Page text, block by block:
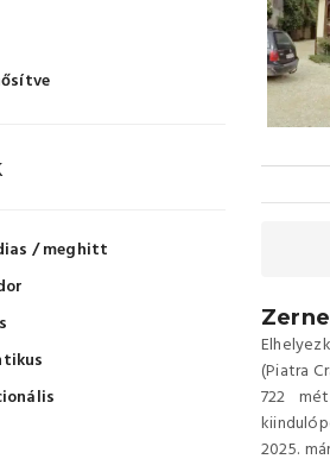
/ meghitt
(Piatra
722
2025.